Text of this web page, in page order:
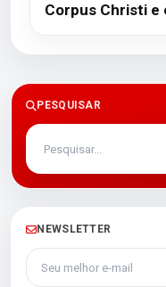
Corpus Christi
PESQUISAR
NEWSLETTER
Seu melhor e-mail